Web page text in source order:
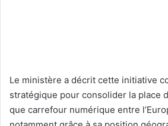
Le ministère a décrit cette initiative
stratégique pour consolider la place
que carrefour numérique entre